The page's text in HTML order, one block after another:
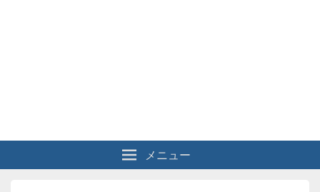
メニュー